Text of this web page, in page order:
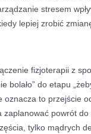
stresem
lepiej zrobić
fizjoterapii z
bolało” do etapu
oznacza to przejście
powrót
tylko mądrych